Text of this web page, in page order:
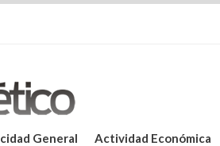
General Actividad Económica